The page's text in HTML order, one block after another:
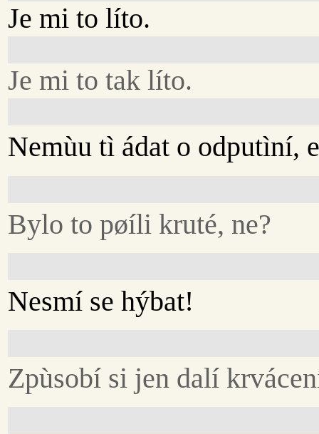
Je mi to líto.
Je mi to tak líto.
Nemùu tì ádat o odputìní,
Bylo to pøíli kruté, ne?
Nesmí se hýbat!
Zpùsobí si jen dalí